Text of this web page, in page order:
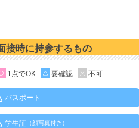
接時に持参するもの
1点でOK 要確認 不可
パスポート
学生証 （顔写真付き）